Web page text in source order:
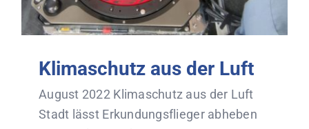
Klimaschutz aus der Luft
August 2022 Klimaschutz aus der Luft
Stadt lässt Erkundungsflieger abheben